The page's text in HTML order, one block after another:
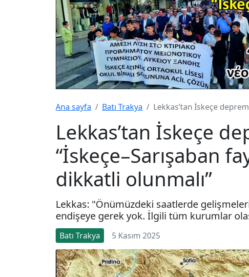
Ana sayfa Batı Trakya Lekkas’tan İskeçe
Lekkas’tan İskeçe
“İskeçe–Sarışaban
dikkatli olunmalı”
Lekkas: "Önümüzdeki saatlerde
endişeye gerek yok. İlgili tüm kurumlar
Batı Trakya 5 Kasım 2025